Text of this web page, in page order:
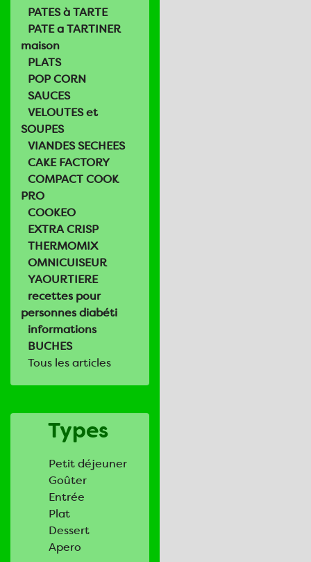
PATES à TARTE
PATE a TARTINER
maison
PLATS
POP CORN
SAUCES
VELOUTES et
SOUPES
VIANDES SECHEES
CAKE FACTORY
COMPACT COOK
PRO
COOKEO
EXTRA CRISP
THERMOMIX
OMNICUISEUR
YAOURTIERE
recettes pour
personnes diabéti
informations
BUCHES
Tous les articles
Types
Petit déjeuner
Goûter
Entrée
Plat
Dessert
Apero